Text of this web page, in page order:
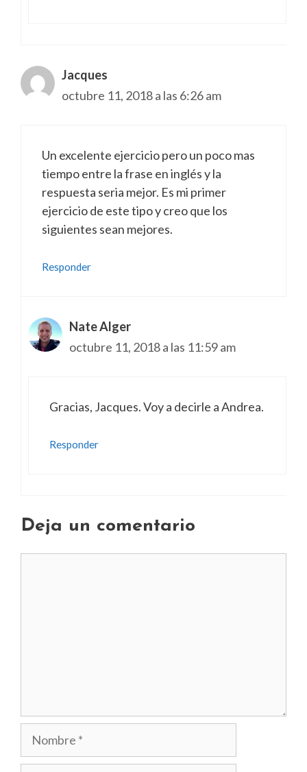
Jacques
octubre 11, 2018 a las 6:26 am
Un excelente ejercicio pero un poco mas
tiempo entre la frase en inglés y la
respuesta seria mejor. Es mi primer
ejercicio de este tipo y creo que los
siguientes sean mejores.
Responder
Nate Alger
octubre 11, 2018 a las 11:59 am
Gracias, Jacques. Voy a decirle a Andrea.
Responder
Deja un comentario